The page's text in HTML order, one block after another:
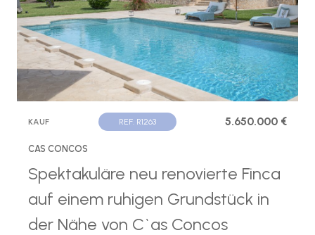
KAUF REF. R1263 5.650.000 €
CAS CONCOS
Spektakuläre neu renovierte Finca
auf einem ruhigen Grundstück in
der Nähe von C`as Concos